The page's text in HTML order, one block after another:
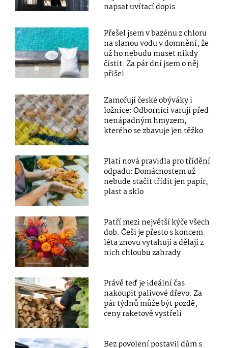
napsat uvítací dopis
Přešel jsem v bazénu z chloru
na slanou vodu v domnění, že
už ho nebudu muset nikdy
čistit. Za pár dní jsem o něj
přišel
Zamořují české obýváky i
ložnice: Odborníci varují před
nenápadným hmyzem,
kterého se zbavuje jen těžko
Platí nová pravidla pro třídění
odpadu: Domácnostem už
nebude stačit třídit jen papír,
plast a sklo
Patří mezi největší kýče všech
dob. Češi je přesto s koncem
léta znovu vytahují a dělají z
nich chloubu zahrady
Právě teď je ideální čas
nakoupit palivové dřevo. Za
pár týdnů může být pozdě,
ceny raketově vystřelí
Bez povolení postavil dům s